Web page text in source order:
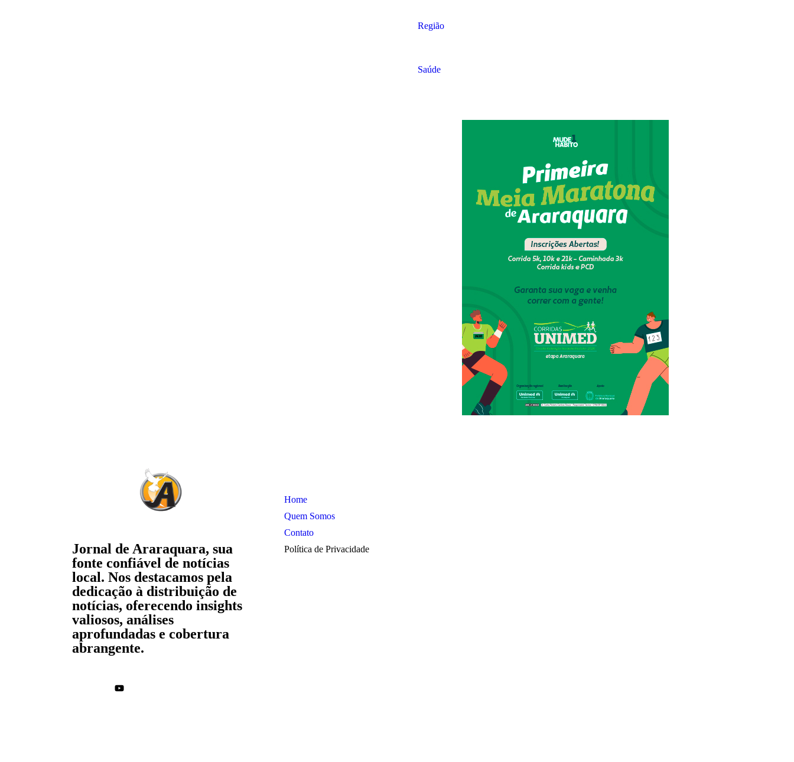
Região
Saúde
Jornal de Araraquara, sua
fonte confiável de notícias
local. Nos destacamos pela
dedicação à distribuição de
notícias, oferecendo insights
valiosos, análises
aprofundadas e cobertura
abrangente.
Home
Quem Somos
Contato
Política de Privacidade